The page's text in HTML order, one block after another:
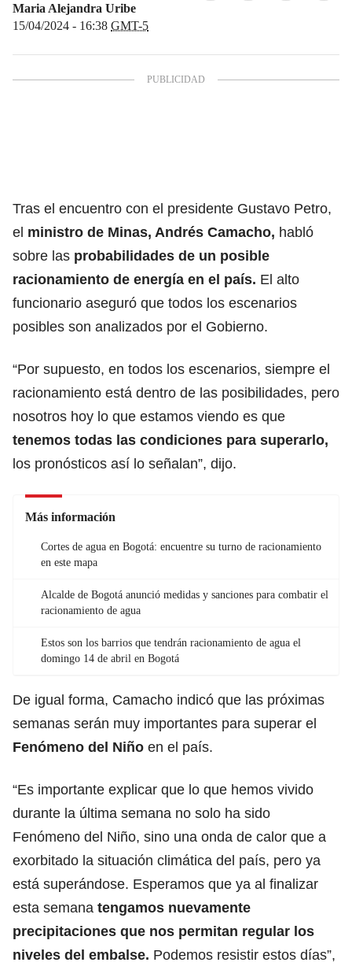
Maria Alejandra Uribe
15/04/2024 - 16:38 GMT-5
Tras el encuentro con el presidente Gustavo Petro,
el ministro de Minas, Andrés Camacho, habló
sobre las probabilidades de un posible
racionamiento de energía en el país. El alto
funcionario aseguró que todos los escenarios
posibles son analizados por el Gobierno.
“Por supuesto, en todos los escenarios, siempre el
racionamiento está dentro de las posibilidades, pero
nosotros hoy lo que estamos viendo es que
tenemos todas las condiciones para superarlo,
los pronósticos así lo señalan”, dijo.
Más información
Cortes de agua en Bogotá: encuentre su turno de racionamiento
en este mapa
Alcalde de Bogotá anunció medidas y sanciones para combatir el
racionamiento de agua
Estos son los barrios que tendrán racionamiento de agua el
domingo 14 de abril en Bogotá
De igual forma, Camacho indicó que las próximas
semanas serán muy importantes para superar el
Fenómeno del Niño en el país.
“Es importante explicar que lo que hemos vivido
durante la última semana no solo ha sido
Fenómeno del Niño, sino una onda de calor que a
exorbitado la situación climática del país, pero ya
está superándose. Esperamos que ya al finalizar
esta semana tengamos nuevamente
precipitaciones que nos permitan regular los
niveles del embalse. Podemos resistir estos días”,